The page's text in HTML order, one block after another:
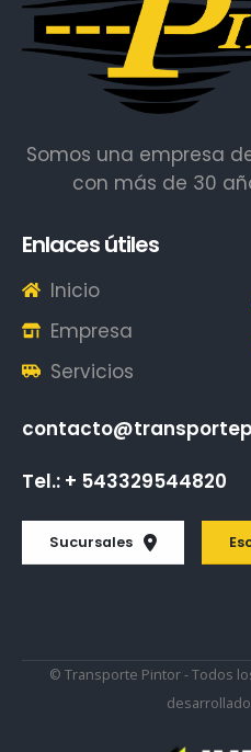
Somos una empresa
con más de 30
Enlaces útiles
Inicio
Empresa
Servicios
Tel.: + 543329544820
Sucursales
© Transporte Pintor - Todos